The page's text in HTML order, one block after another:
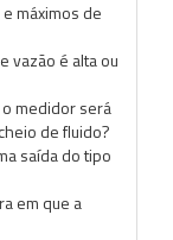
máximos de
vazão é alta ou
medidor será
de fluido?
saída do tipo
em que a